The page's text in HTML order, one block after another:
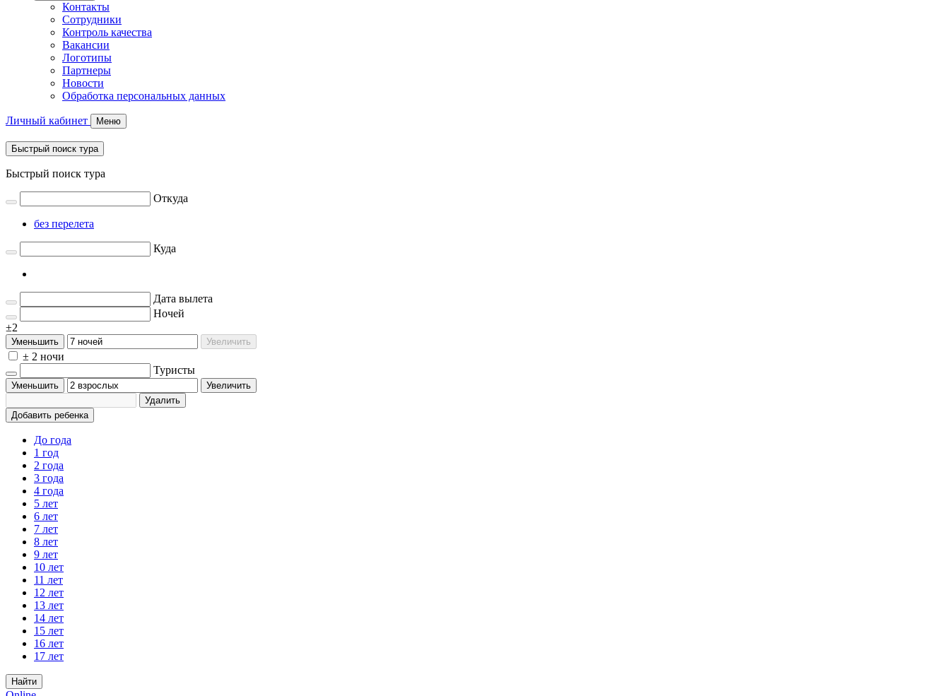
Контакты
Сотрудники
Контроль качества
Вакансии
Логотипы
Партнеры
Новости
Обработка персональных данных
Личный кабинет Меню
Быстрый поиск тура
Быстрый поиск тура
Откуда
без перелета
Куда
Дата вылета
Ночей
±2
Уменьшить Увеличить
± 2 ночи
Туристы
Уменьшить
Увеличить
Удалить
Добавить ребенка
До года
1 год
2 года
3 года
4 года
5 лет
6 лет
7 лет
8 лет
9 лет
10 лет
11 лет
12 лет
13 лет
14 лет
15 лет
16 лет
17 лет
Найти